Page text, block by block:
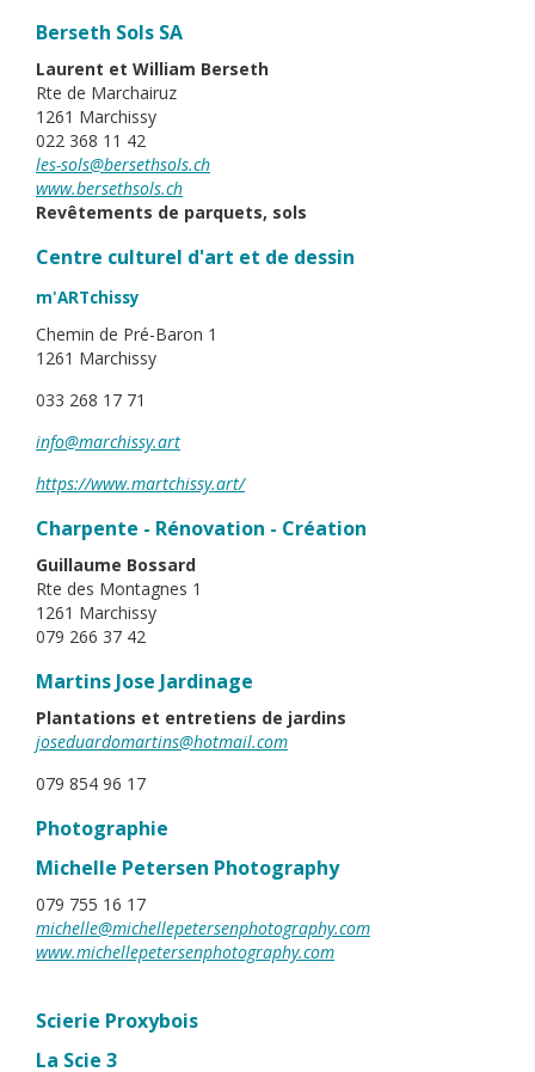
Berseth Sols SA
Laurent et William Berseth
Rte de Marchairuz
1261 Marchissy
022 368 11 42
les-sols@bersethsols.ch
www.bersethsols.ch
Revêtements de parquets, sols
Centre culturel d'art et de dessin
m'ARTchissy
Chemin de Pré-Baron 1
1261 Marchissy
033 268 17 71
info@marchissy.art
https://www.martchissy.art/
Charpente - Rénovation - Création
Guillaume Bossard
Rte des Montagnes 1
1261 Marchissy
079 266 37 42
Martins Jose Jardinage
Plantations et entretiens de jardins
joseduardomartins@hotmail.com
079 854 96 17
Photographie
Michelle Petersen Photography
079 755 16 17
michelle@michellepetersenphotography.com
www.michellepetersenphotography.com
Scierie Proxybois
La Scie 3